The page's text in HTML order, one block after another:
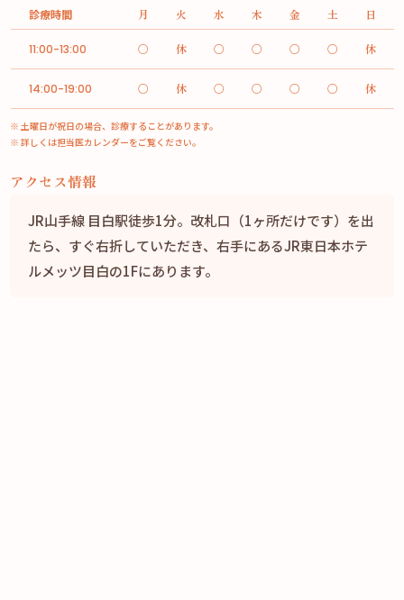
診療時間 月 火 水 木 金 土 日
11:00-13:00 ○ 休 ○ ○ ○ ○ 休
14:00-19:00 ○ 休 ○ ○ ○ ○ 休
※ 土曜日が祝日の場合、診療することがあります。
※ 詳しくは担当医カレンダーをご覧ください。
アクセス情報
JR山手線 目白駅徒歩1分。改札口（1ヶ所だけです）を出
たら、すぐ右折していただき、右手にあるJR東日本ホテ
ルメッツ目白の1Fにあります。